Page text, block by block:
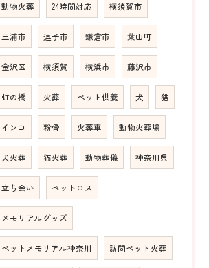
動物火葬 24時間対応 横須賀市
三浦市 逗子市 鎌倉市 葉山町
金沢区 横須賀 横浜市 藤沢市
虹の橋 火葬 ペット供養 犬 猫
インコ 粉骨 火葬車 動物火葬場
犬火葬 猫火葬 動物葬儀 神奈川県
立ち会い ペットロス
メモリアルグッズ
ペットメモリアル神奈川 訪問ペット火葬